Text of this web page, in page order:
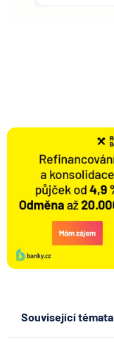
Související témata